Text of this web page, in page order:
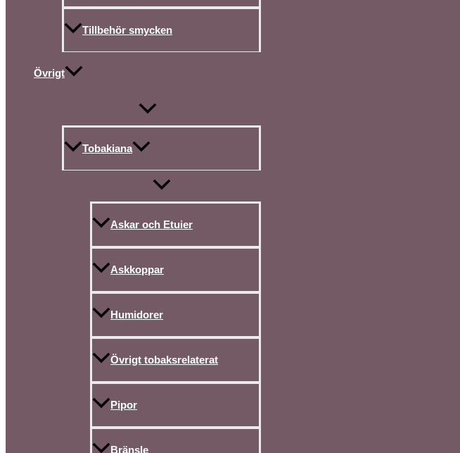
Tillbehör smycken
Övrigt
Tobakiana
Askar och Etuier
Askkoppar
Humidorer
Övrigt tobaksrelaterat
Pipor
Bränsle